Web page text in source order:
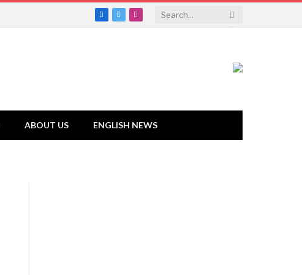
Facebook
TwitterInstagram
ABOUT US ENGLISH NEWS